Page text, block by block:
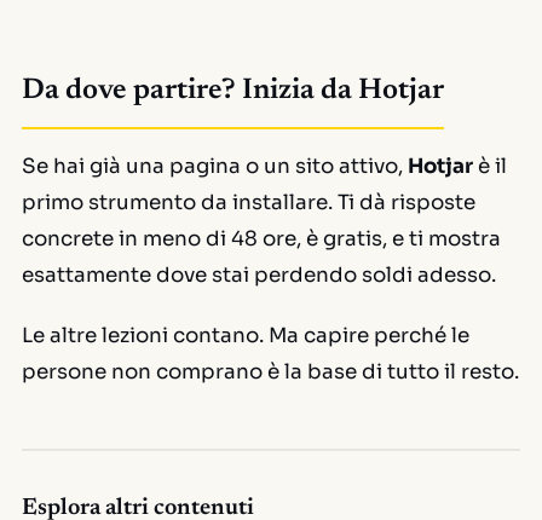
Da dove partire? Inizia da Hotjar
Se hai già una pagina o un sito attivo, Hotjarè il
primo strumento da installare. Ti dà risposte
concrete in meno di 48 ore, è gratis, e ti mostra
esattamente dove stai perdendo soldi adesso.
Le altre lezioni contano. Ma capire perché le
persone non comprano è la base di tutto il resto.
Esplora altri contenuti